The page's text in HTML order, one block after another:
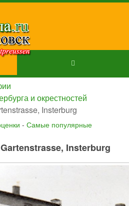
и окрестностей
Insterburg
- Самые популярные
Insterburg